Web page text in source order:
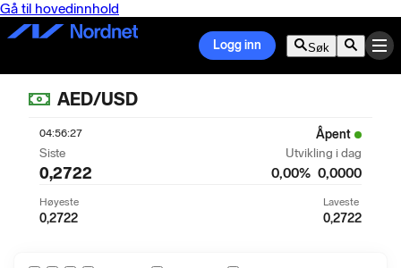
Gå til hovedinnhold
Logg inn Søk
AED/USD
04:56:27
Åpent
Siste
0,2722
Utvikling i dag
0,00% 0,0000
Høyeste
0,2722
Laveste
0,2722